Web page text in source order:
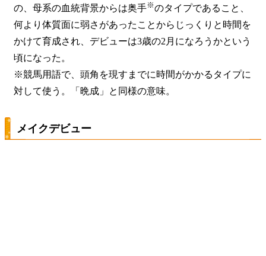
の、母系の血統背景からは奥手※のタイプであること、
何より体質面に弱さがあったことからじっくりと時間を
かけて育成され、デビューは3歳の2月になろうかという
頃になった。
※競馬用語で、頭角を現すまでに時間がかかるタイプに
対して使う。「晩成」と同様の意味。
メイクデビュー